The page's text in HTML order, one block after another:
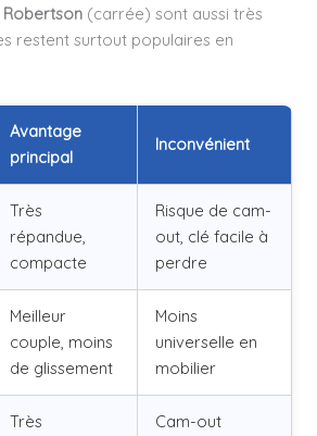
Robertson (carrée) sont aussi très
restent surtout populaires en
Avantage
principal
Inconvénient
Très
répandue,
compacte
Risque de cam-
out, clé facile à
perdre
Meilleur
couple, moins
de glissement
Moins
universelle en
mobilier
Très
Cam-out